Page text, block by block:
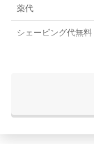
薬代
シェービング代無料